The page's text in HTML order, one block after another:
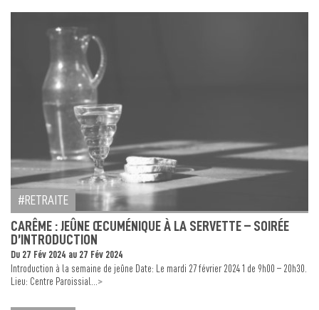
RETRAITE
CARÊME : JEÛNE ŒCUMÉNIQUE À LA SERVETTE – SOIRÉE
D’INTRODUCTION
Du 27 Fév 2024 au 27 Fév 2024
Introduction à la semaine de jeûne Date: Le mardi 27 février 2024 1 de 9h00 – 20h30.
Lieu: Centre Paroissial... >